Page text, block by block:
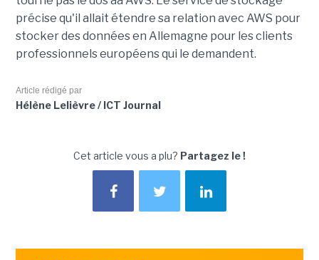
précise qu'il allait étendre sa relation avec AWS pour
stocker des données en Allemagne pour les clients
professionnels européens qui le demandent.
Article rédigé par
Hélène Lelièvre / ICT Journal
Cet article vous a plu? Partagez le !